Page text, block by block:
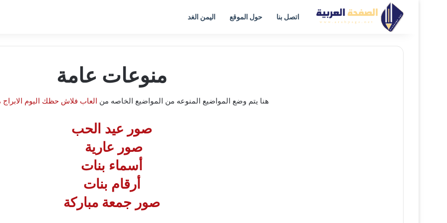
اتصل بنا حول الموقع اليمن الغد
منوعات عامة
هنا يتم وضع المواضيع المنوعه من المواضيع الخاصه من العاب فلاش حظك اليوم الابراج
صور عيد الحب
صور عارية
أسماء بنات
أرقام بنات
صور جمعة مباركة